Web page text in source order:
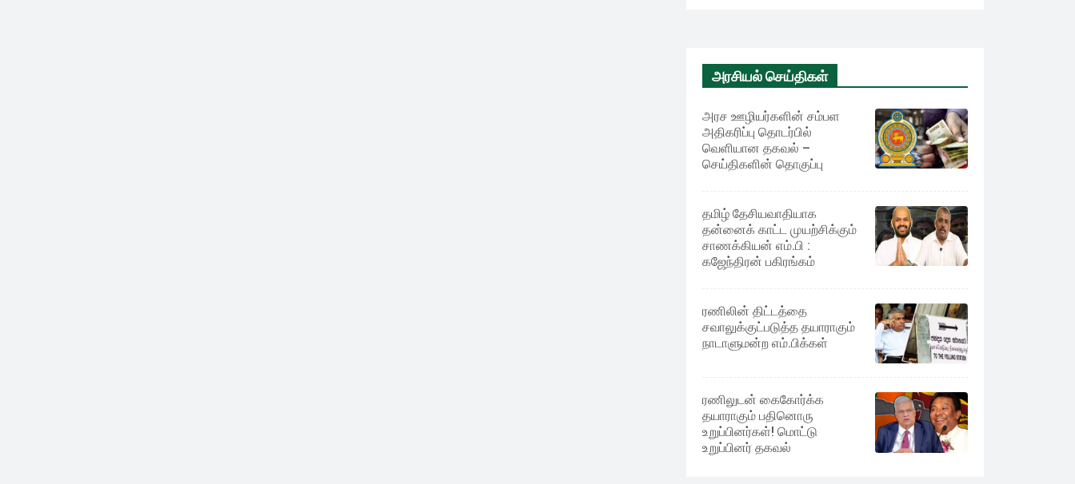
அரசியல் செய்திகள்
அரச ஊழியர்களின் சம்பள
அதிகரிப்பு தொடர்பில்
வெளியான தகவல் –
செய்திகளின் தொகுப்பு
தமிழ் தேசியவாதியாக
தன்னைக் காட்ட முயற்சிக்கும்
சாணக்கியன் எம்.பி :
கஜேந்திரன் பகிரங்கம்
ரணிலின் திட்டத்தை
சவாலுக்குட்படுத்த தயாராகும்
நாடாளுமன்ற எம்.பிக்கள்
ரணிலுடன் கைகோர்க்க
தயாராகும் பதினொரு
உறுப்பினர்கள்! மொட்டு
உறுப்பினர் தகவல்